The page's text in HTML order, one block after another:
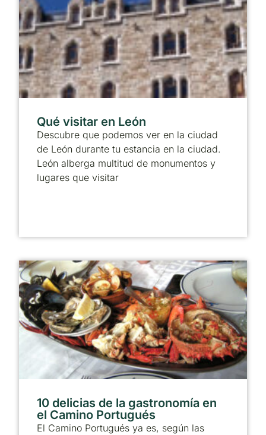
Qué visitar en León
Descubre que podemos ver en la ciudad
de León durante tu estancia en la ciudad.
León alberga multitud de monumentos y
lugares que visitar
10 delicias de la gastronomía en
el Camino Portugués
El Camino Portugués ya es, según las